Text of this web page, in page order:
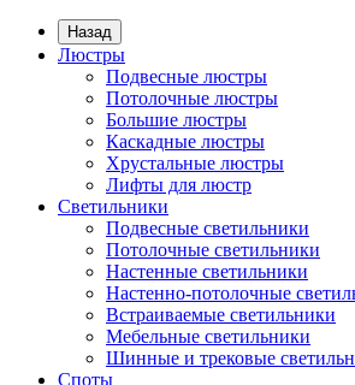
Назад
Люстры
Подвесные люстры
Потолочные люстры
Большие люстры
Каскадные люстры
Хрустальные люстры
Лифты для люстр
Светильники
Подвесные светильники
Потолочные светильники
Настенные светильники
Настенно-потолочные
Встраиваемые светильники
Мебельные светильники
Шинные и трековые
Споты